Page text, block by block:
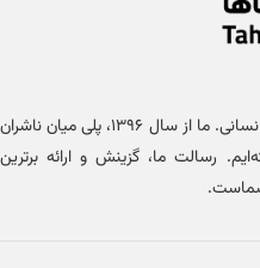
خانه کتاب طاها، مرجع تخصصی آثار علوم انسانی. ما از سال ۱۳۹۶، پلی میان ناشران
رسالت ما، گزینش و ارائه برترین
شماست.